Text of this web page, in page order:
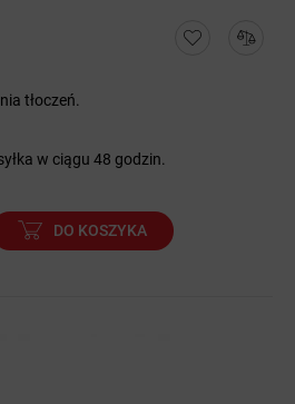
tłoczeń.
w ciągu 48 godzin.
DO KOSZYKA